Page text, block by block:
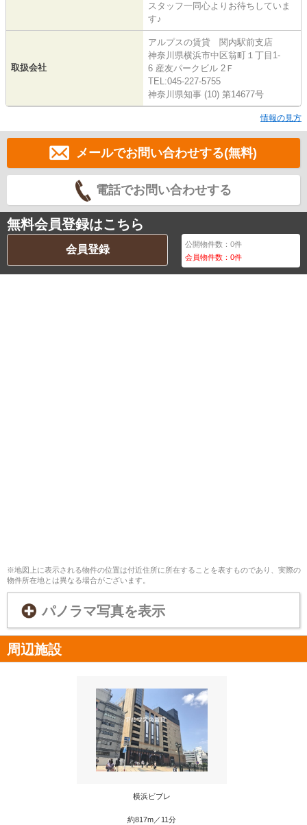
スタッフ一同心よりお待ちしていま
す♪
取扱会社
アルプスの賃貸 関内駅前支店
神奈川県横浜市中区翁町１丁目1-
6 産友パークビル 2Ｆ
TEL:045-227-5755
神奈川県知事 (10) 第14677号
情報の見方
メールでお問い合わせする(無料)
電話でお問い合わせする
無料会員登録はこちら
会員登録 公開物件数：0件
会員物件数：0件
※地図上に表示される物件の位置は付近住所に所在することを表すものであり、実際の
物件所在地とは異なる場合がございます。
パノラマ写真を表示
周辺施設
横浜ビブレ
約817m／11分